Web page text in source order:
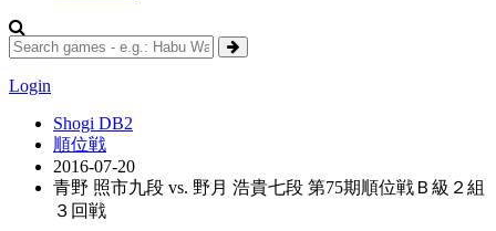
Login
Shogi DB2
順位戦
2016-07-20
青野 照市九段 vs. 野月 浩貴七段 第75期順位戦Ｂ級２組
３回戦